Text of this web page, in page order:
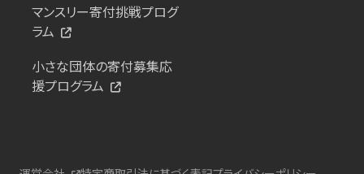
マンスリー寄付挑戦プログ
ラム
小さな団体の寄付募集応
援プログラム